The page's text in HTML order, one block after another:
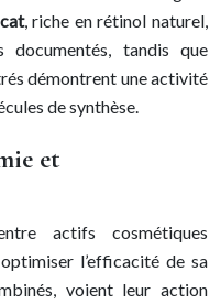
, riche en rétinol naturel,
documentés, tandis que
démontrent une activité
de synthèse.
et
actifs cosmétiques
l’efficacité de sa
voient leur action